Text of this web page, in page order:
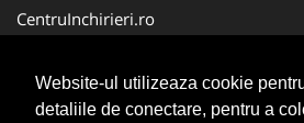
Website-ul utilizeaza cookie
detaliile de conectare, pentru a
CentruInchirieri.ro
Servicii-DDD.com
Alpinist-Utilitar.com